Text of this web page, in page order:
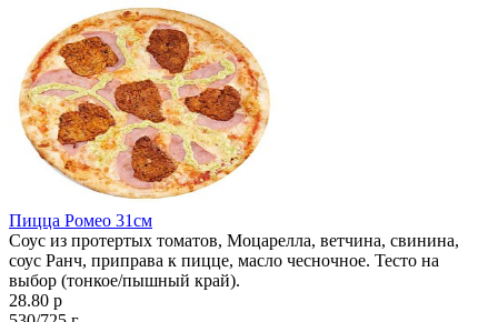
Пицца Ромео 31см
Соус из протертых томатов, Моцарелла, ветчина, свинина,
соус Ранч, приправа к пицце, масло чесночное. Тесто на
выбор (тонкое/пышный край).
28.80 р